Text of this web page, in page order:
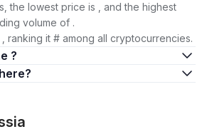
the lowest price is , and the highest
volume of .
ranking it # among all cryptocurrencies.
?
are there?